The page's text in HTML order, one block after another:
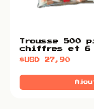
Trousse
chiffres et 6
$USD27,90